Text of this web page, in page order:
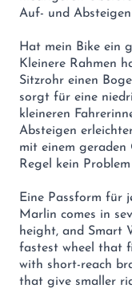
Auf- und
Hat mein Bike ein
Kleinere Rahmen
Sitzrohr einen
sorgt für eine
kleineren
Absteigen
mit einem
Regel kein
Eine Passform für
Marlin comes in
height, and Smart
fastest wheel that
with short-reach
that give smaller